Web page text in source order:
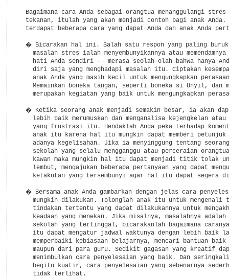
Bagaimana cara Anda sebagai orangtua menanggulangi stres
tekanan, itulah yang akan menjadi contoh bagi anak Anda.
terdapat beberapa cara yang dapat Anda dan anak Anda
� Bicarakan hal ini. Salah satu respon yang paling
masalah stres ialah menyembunyikannya atau memendamnya
hati Anda sendiri -- merasa seolah-olah bahwa hanya
diri saja yang menghadapi masalah itu. Ciptakan
anak Anda yang masih kecil untuk mengungkapkan
Memainkan boneka tangan, seperti boneka si Unyil, dan
merupakan kegiatan yang baik untuk mengungkapkan
� Ketika seorang anak menjadi semakin besar, ia akan
lebih baik merumuskan dan menganalisa kejengkelan atau
yang frustrasi itu. Hendaklah Anda peka terhadap
anak itu karena hal itu mungkin dapat memberi petunjuk
adanya kegelisahan. Jika ia menyinggung tentang
sekolah yang selalu mengganggu atau perceraian
kawan maka mungkin hal itu dapat menjadi titik tolak
lembut, mengajukan beberapa pertanyaan yang dapat
ketakutan yang tersembunyi agar hal itu dapat segera
� Bersama anak Anda gambarkan dengan jelas cara
mungkin dilakukan. Tolonglah anak itu untuk mengenali
tindakan tertentu yang dapat dilakukannya untuk
keadaan yang menekan. Jika misalnya, masalahnya adalah
sekolah yang tertinggal, bicarakanlah bagaimana
itu dapat mengatur jadwal waktunya dengan lebih baik
memperbaiki kebiasaan belajarnya, mencari bantuan baik
maupun dari para guru. Sedikit gagasan yang kreatif
menimbulkan cara penyelesaian yang baik. Dan
begitu kuatir, cara penyelesaian yang sebenarnya
    tidak terlihat.